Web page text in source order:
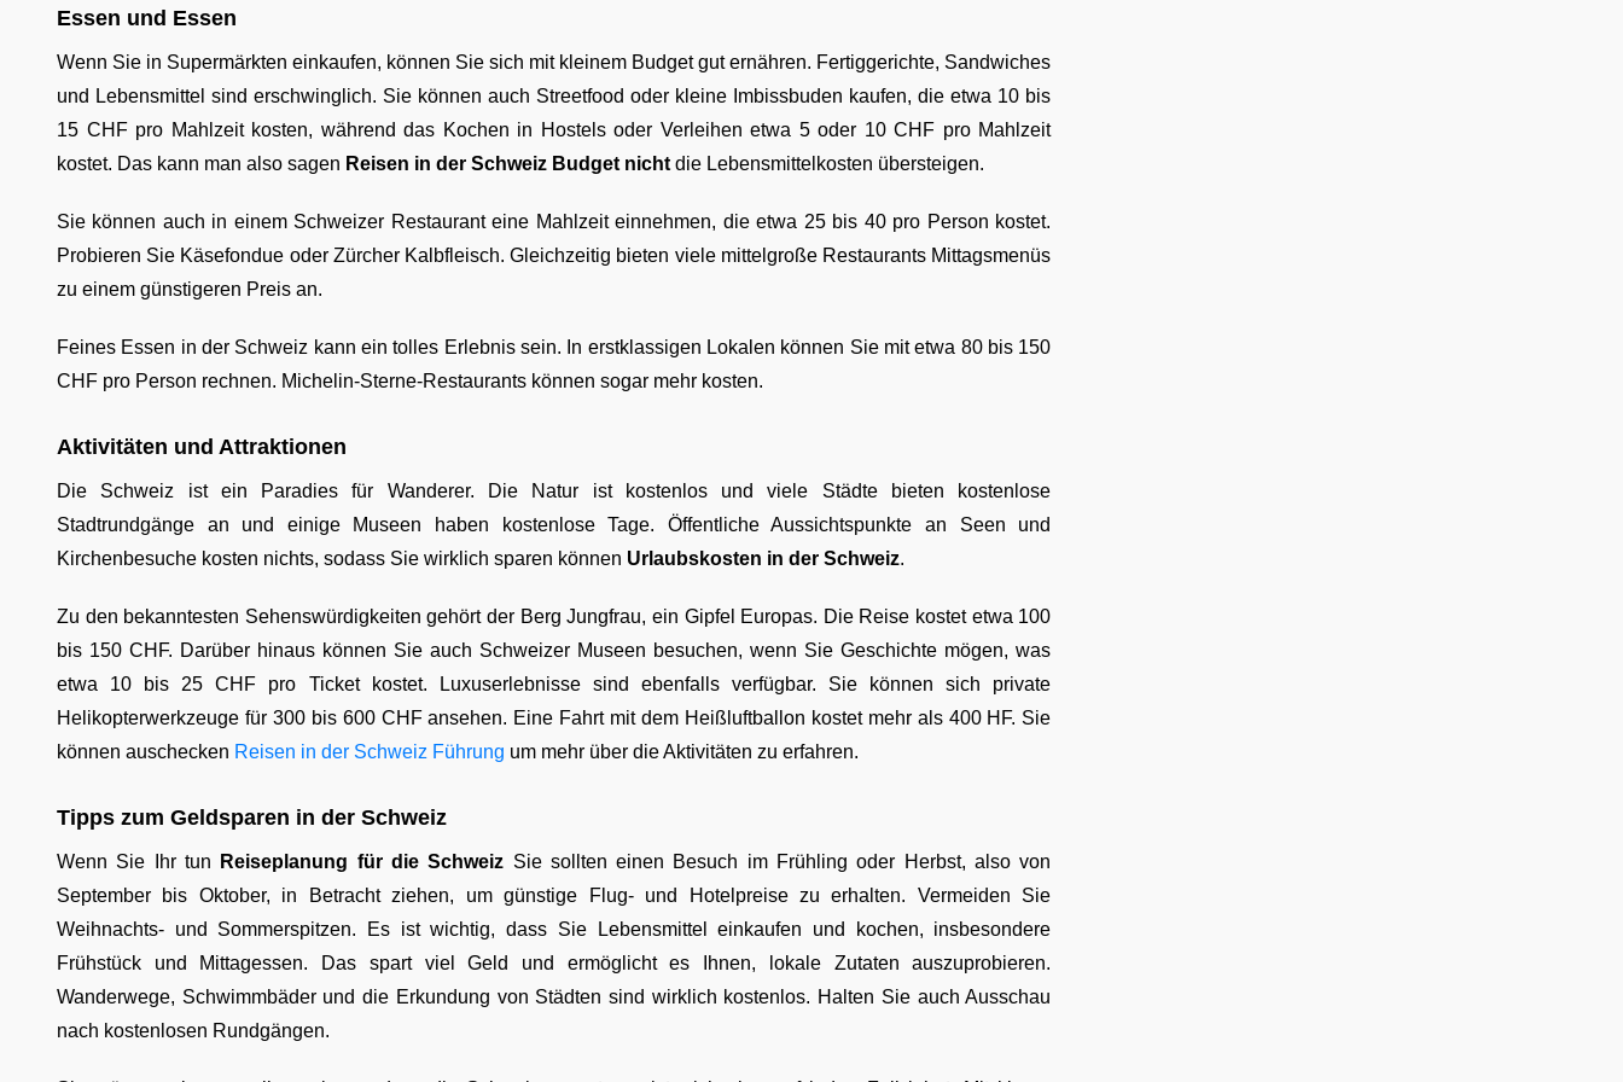
Essen und Essen
Wenn Sie in Supermärkten einkaufen, können Sie sich mit kleinem Budget gut ernähren. Fertiggerichte, Sandwiches
und Lebensmittel sind erschwinglich. Sie können auch Streetfood oder kleine Imbissbuden kaufen, die etwa 10 bis
15 CHF pro Mahlzeit kosten, während das Kochen in Hostels oder Verleihen etwa 5 oder 10 CHF pro Mahlzeit
kostet. Das kann man also sagen Reisen in der Schweiz Budget nicht die Lebensmittelkosten übersteigen.
Sie können auch in einem Schweizer Restaurant eine Mahlzeit einnehmen, die etwa 25 bis 40 pro Person kostet.
Probieren Sie Käsefondue oder Zürcher Kalbfleisch. Gleichzeitig bieten viele mittelgroße Restaurants Mittagsmenüs
zu einem günstigeren Preis an.
Feines Essen in der Schweiz kann ein tolles Erlebnis sein. In erstklassigen Lokalen können Sie mit etwa 80 bis 150
CHF pro Person rechnen. Michelin-Sterne-Restaurants können sogar mehr kosten.
Aktivitäten und Attraktionen
Die Schweiz ist ein Paradies für Wanderer. Die Natur ist kostenlos und viele Städte bieten kostenlose
Stadtrundgänge an und einige Museen haben kostenlose Tage. Öffentliche Aussichtspunkte an Seen und
Kirchenbesuche kosten nichts, sodass Sie wirklich sparen können Urlaubskosten in der Schweiz.
Zu den bekanntesten Sehenswürdigkeiten gehört der Berg Jungfrau, ein Gipfel Europas. Die Reise kostet etwa 100
bis 150 CHF. Darüber hinaus können Sie auch Schweizer Museen besuchen, wenn Sie Geschichte mögen, was
etwa 10 bis 25 CHF pro Ticket kostet. Luxuserlebnisse sind ebenfalls verfügbar. Sie können sich private
Helikopterwerkzeuge für 300 bis 600 CHF ansehen. Eine Fahrt mit dem Heißluftballon kostet mehr als 400 HF. Sie
können auschecken Reisen in der Schweiz Führung um mehr über die Aktivitäten zu erfahren.
Tipps zum Geldsparen in der Schweiz
Wenn Sie Ihr tun Reiseplanung für die Schweiz Sie sollten einen Besuch im Frühling oder Herbst, also von
September bis Oktober, in Betracht ziehen, um günstige Flug- und Hotelpreise zu erhalten. Vermeiden Sie
Weihnachts- und Sommerspitzen. Es ist wichtig, dass Sie Lebensmittel einkaufen und kochen, insbesondere
Frühstück und Mittagessen. Das spart viel Geld und ermöglicht es Ihnen, lokale Zutaten auszuprobieren.
Wanderwege, Schwimmbäder und die Erkundung von Städten sind wirklich kostenlos. Halten Sie auch Ausschau
nach kostenlosen Rundgängen.